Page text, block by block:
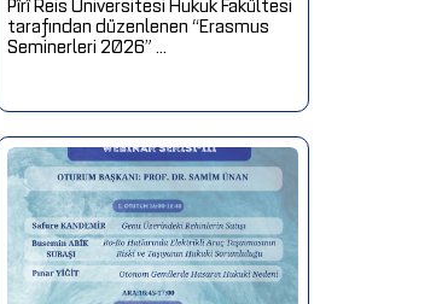
tarafından düzenlenen “Erasmus
Seminerleri 2026” ...